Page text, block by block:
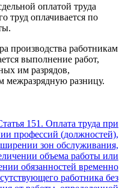
оплатой труда
труд оплачивается по
производства работникам
выполнение работ,
им разрядов,
межразрядную разницу.
151. Оплата труда при
профессий (должностей),
зон обслуживания,
объема работы или
обязанностей временно
работника без